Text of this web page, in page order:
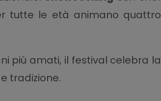
tutte le età animano quattro
più amati, il festival celebra la
tradizione.